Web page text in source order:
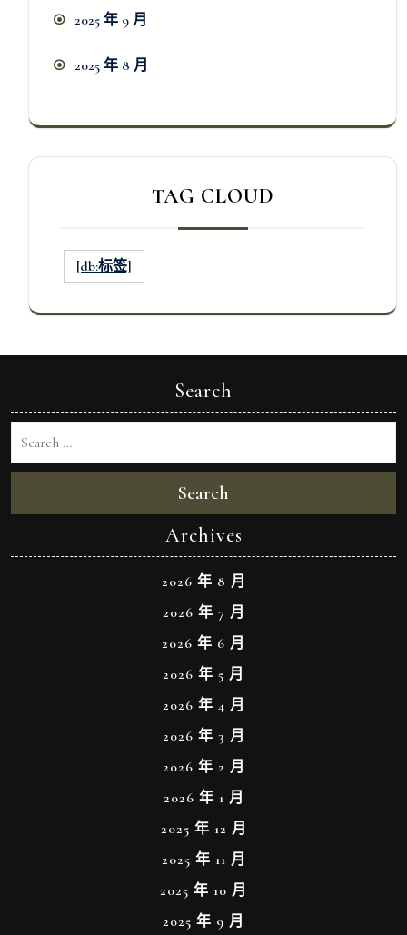
2025 年 9 月
2025 年 8 月
TAG CLOUD
[db:标签]
Search
Search
Archives
2026 年 8 月
2026 年 7 月
2026 年 6 月
2026 年 5 月
2026 年 4 月
2026 年 3 月
2026 年 2 月
2026 年 1 月
2025 年 12 月
2025 年 11 月
2025 年 10 月
2025 年 9 月